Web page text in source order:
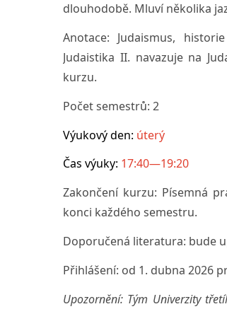
dlouhodobě. Mluví několika
Anotace: Judaismus,
Judaistika II. navazuje na
kurzu.
Počet semestrů: 2
Výukový den: úterý
Čas výuky: 17:40—19:20
Zakončení kurzu: Písemná
konci každého semestru.
Doporučená literatura: bude
Přihlášení: od 1. dubna 2026
Upozornění: Tým Univerzity